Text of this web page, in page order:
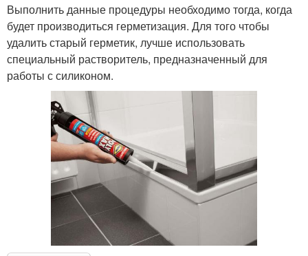
Выполнить данные процедуры необходимо тогда, когда
будет производиться герметизация. Для того чтобы
удалить старый герметик, лучше использовать
специальный растворитель, предназначенный для
работы с силиконом.